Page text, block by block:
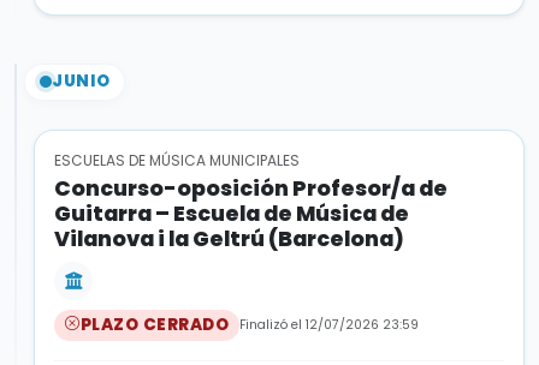
JUNIO
ESCUELAS DE MÚSICA MUNICIPALES
Concurso-oposición Profesor/a de
Guitarra – Escuela de Música de
Vilanova i la Geltrú (Barcelona)
PLAZO CERRADO Finalizó el 12/07/2026 23:59